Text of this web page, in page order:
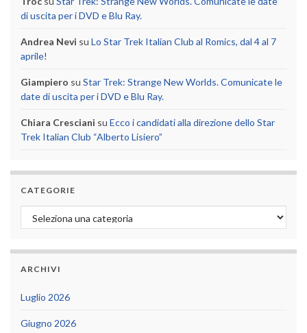
di uscita per i DVD e Blu Ray.
Andrea Nevi su Lo Star Trek Italian Club al Romics, dal 4 al 7
aprile!
Giampiero su Star Trek: Strange New Worlds. Comunicate le
date di uscita per i DVD e Blu Ray.
Chiara Cresciani su Ecco i candidati alla direzione dello Star
Trek Italian Club “Alberto Lisiero”
CATEGORIE
Categorie
ARCHIVI
Luglio 2026
Giugno 2026